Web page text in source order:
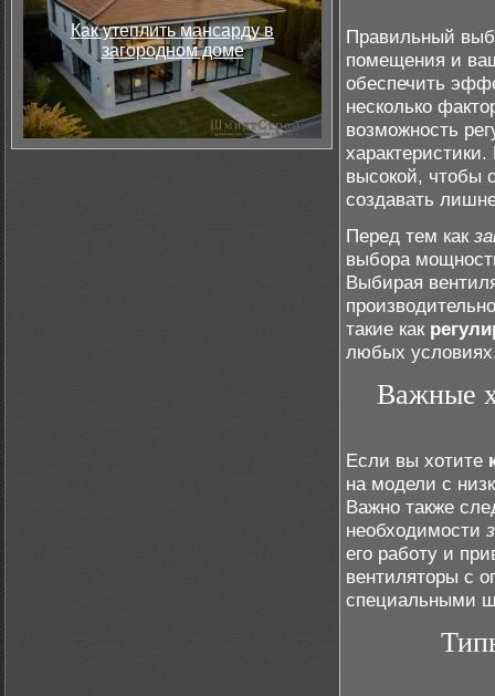
Как утеплить мансарду в
загородном доме
Правильный
помещения и
обеспечить
несколько
возможность
высокой, чтобы
создавать
Перед тем как
выбора
Выбирая
такие как
любых
Важные
Если вы хотите
на модели с
Важно также
необходимости
его работу и
вентиляторы с
специальными